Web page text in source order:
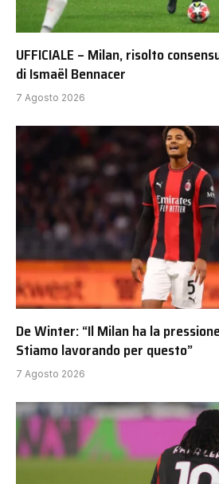
UFFICIALE – Milan, risolto
di Ismaël Bennacer
7 Agosto 2026
De Winter: “Il Milan ha la
Stiamo lavorando per questo”
7 Agosto 2026